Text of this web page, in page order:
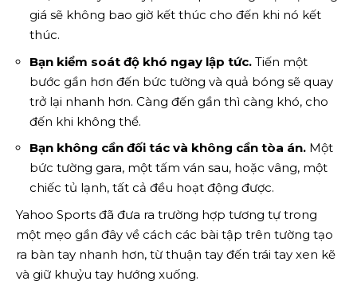
giá sẽ không bao giờ kết thúc cho đến khi nó kết
thúc.
Bạn kiểm soát độ khó ngay lập tức. Tiến một
bước gần hơn đến bức tường và quả bóng sẽ quay
trở lại nhanh hơn. Càng đến gần thì càng khó, cho
đến khi không thể.
Bạn không cần đối tác và không cần tòa án. Một
bức tường gara, một tấm ván sau, hoặc vâng, một
chiếc tủ lạnh, tất cả đều hoạt động được.
Yahoo Sports đã đưa ra trường hợp tương tự trong
một mẹo gần đây về cách các bài tập trên tường tạo
ra bàn tay nhanh hơn, từ thuận tay đến trái tay xen kẽ
và giữ khuỷu tay hướng xuống.